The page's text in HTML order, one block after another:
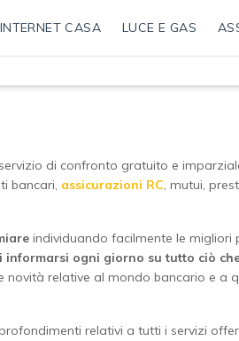
INTERNET CASA LUCE E GAS
di confronto gratuito e
bancari, assicurazioni RC, mutui,
individuando facilmente le migliori
informarsi ogni giorno su tutto ciò
novità relative al mondo bancario e a
relativi a tutti i servizi